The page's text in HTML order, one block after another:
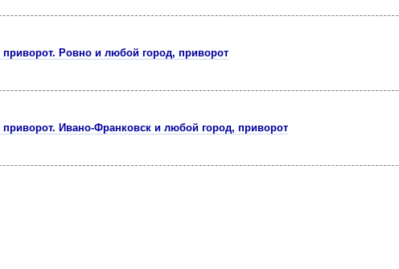
приворот. Ровно и любой город, приворот
приворот. Ивано-Франковск и любой город, приворот